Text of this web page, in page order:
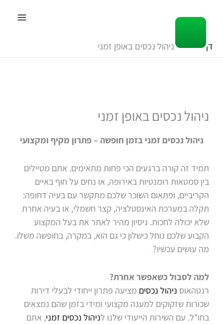
לתוכן
דף הבית ניהול נכסים באופן זמני
ניהול נכסים באופן זמני
ניהול נכסים זמני בזמן חופשה – פתרון מקיף ומקצועי
תמיד זה קורה ברגעים הכי פחות מתאימים. אתם מטיילים
בין סמטאות רומנטיות באירופה, או נחים על חוף באיים
הקריביים, ופתאום השוכר שלכם מתקשר עם בעיה דחופה:
תקלה במערכת האינסטלציה, קצר חשמלי, או בעיה אחרת
שלא יכולה לחכות. ניסיון מהיר לאתר את בעל המקצוע
הקבוע שלכם נוחל כישלון כי גם הוא, במקרה, בחופשה משלו.
מה עושים עכשיו?
למה לסבול כשאפשר אחרת?
רנטהאוס ניהול נכסים מציעה פתרון ייחודי לבעלי דירות
שכורות שזקוקים למענה מקצועי ומידי בזמן שהם נמצאים
בחו"ל. עם השירות הייעודי שלנו לניהול נכסים זמני, אתם